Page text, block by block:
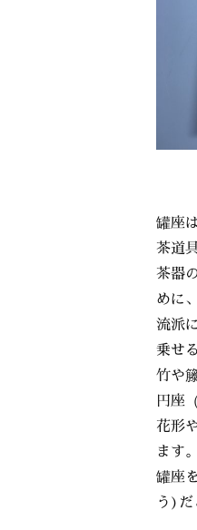
罐座
茶道
茶器
めに
流派
乗せ
竹や
円座
花形
ます。
罐座
う)だ